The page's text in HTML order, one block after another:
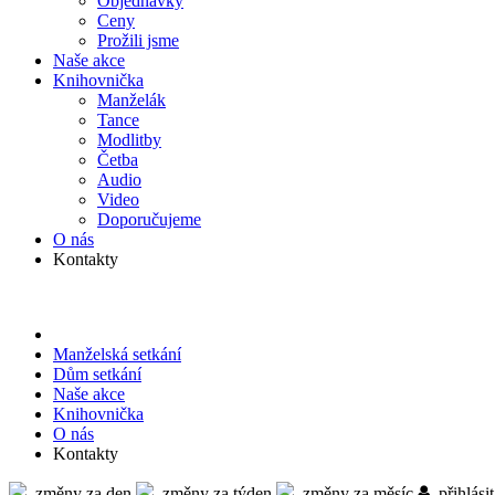
Ceny
Prožili jsme
Naše akce
Knihov­nička
Manželák
Tance
Modlitby
Četba
Audio
Video
Doporu­čujeme
O nás
Kontakty
Manželská setkání
Dům setkání
Naše akce
Knihov­nička
O nás
Kontakty